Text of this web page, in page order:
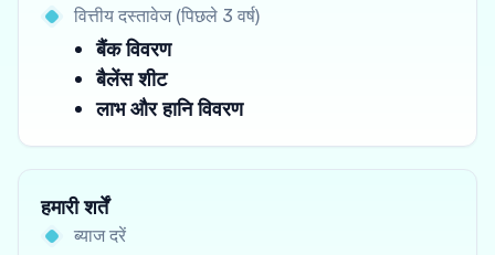
वित्तीय दस्तावेज (पिछले 3 वर्ष)
बैंक विवरण
बैलेंस शीट
लाभ और हानि विवरण
हमारी शर्तें
ब्याज दरें